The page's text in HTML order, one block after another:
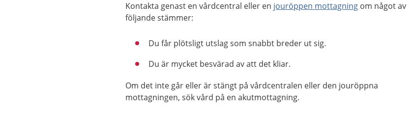
Kontakta genast en vårdcentral eller en jouröppen mottagning om något av
följande stämmer:
Du får plötsligt utslag som snabbt breder ut sig.
Du är mycket besvärad av att det kliar.
Om det inte går eller är stängt på vårdcentralen eller den jouröppna
mottagningen, sök vård på en akutmottagning.